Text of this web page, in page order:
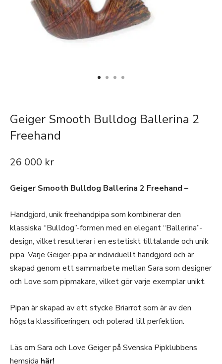
Geiger Smooth Bulldog Ballerina 2
Freehand
26 000 kr
Geiger Smooth Bulldog Ballerina 2 Freehand –
Handgjord, unik freehandpipa som kombinerar den
klassiska “Bulldog”-formen med en elegant “Ballerina”-
design, vilket resulterar i en estetiskt tilltalande och unik
pipa. Varje Geiger-pipa är individuellt handgjord och är
skapad genom ett sammarbete mellan Sara som designer
och Love som pipmakare, vilket gör varje exemplar unikt.
Pipan är skapad av ett stycke Briarrot som är av den
högsta klassificeringen, och polerad till perfektion.
Läs om Sara och Love Geiger på Svenska Pipklubbens
hemsida här!